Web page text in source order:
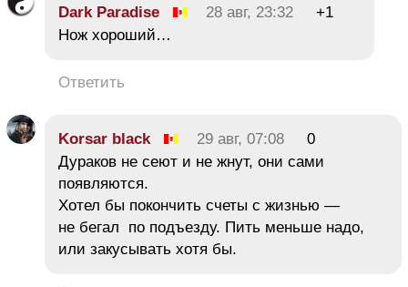
Dark Paradise 28 авг, 23:32
+1
Нож хороший…
Ответить
Korsar black 29 авг, 07:08
0
Дураков не сеют и не жнут, они сами
появляются.
Хотел бы покончить счеты с жизнью —
не бегал по подъезду. Пить меньше надо,
или закусывать хотя бы.